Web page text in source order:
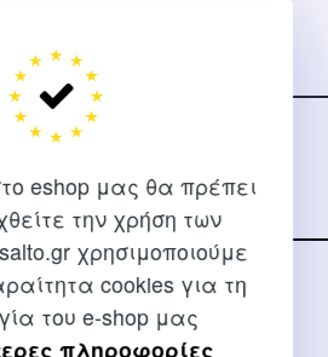
eshop μας θα πρέπει
την χρήση των
χρησιμοποιούμε
cookies για τη
του e-shop μας
πληροφορίες
μας
στα social media
παραγγελιών μέσω του